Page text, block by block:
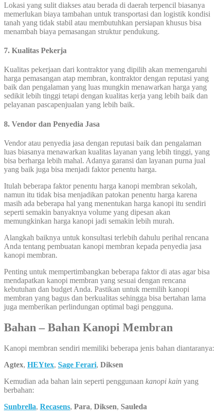
Lokasi yang sulit diakses atau berada di daerah terpencil biasanya
memerlukan biaya tambahan untuk transportasi dan logistik kondisi
tanah yang tidak stabil atau membutuhkan persiapan khusus bisa
menambah biaya pemasangan struktur pendukung.
7. Kualitas Pekerja
Kualitas pekerjaan dari kontraktor yang dipilih akan memengaruhi
harga pemasangan atap membran, kontraktor dengan reputasi yang
baik dan pengalaman yang luas mungkin menawarkan harga yang
sedikit lebih tinggi tetapi dengan kualitas kerja yang lebih baik dan
pelayanan pascapenjualan yang lebih baik.
8. Vendor dan Penyedia Jasa
Vendor atau penyedia jasa dengan reputasi baik dan pengalaman
luas biasanya menawarkan kualitas layanan yang lebih tinggi, yang
bisa berharga lebih mahal. Adanya garansi dan layanan purna jual
yang baik juga bisa menjadi faktor penentu harga.
Itulah beberapa faktor penentu harga kanopi membran sekolah,
namun itu tidak bisa menjadikan patokan penentu harga karena
masih ada beberapa hal yang menentukan harga kanopi itu sendiri
seperti semakin banyaknya volume yang dipesan akan
memungkinkan harga kanopi jadi semakin lebih murah.
Alangkah baiknya untuk konsultasi terlebih dahulu perihal rencana
Anda tentang pembuatan kanopi membran kepada penyedia jasa
kanopi membran.
Penting untuk mempertimbangkan beberapa faktor di atas agar bisa
mendapatkan kanopi membran yang sesuai dengan rencana
kebutuhan dan budget Anda. Pastikan untuk memilih kanopi
membran yang bagus dan berkualitas sehingga bisa bertahan lama
juga memberikan perlindungan optimal bagi pengguna.
Bahan – Bahan Kanopi Membran
Kanopi membran sendiri memiliki beberapa jenis bahan diantaranya:
Agtex, HEYtex, Sage Ferari, Diksen
Kemudian ada bahan lain seperti penggunaan kanopi kain yang
berbahan:
Sunbrella, Recasens, Para, Diksen, Sauleda